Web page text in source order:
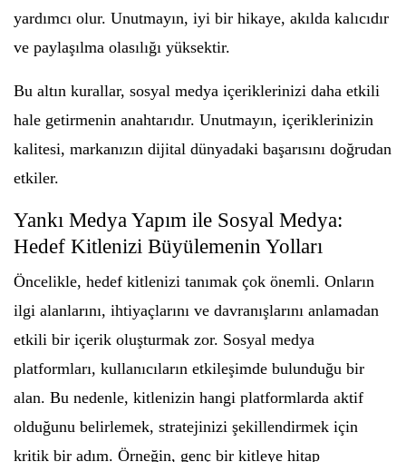
yardımcı olur. Unutmayın, iyi bir hikaye, akılda kalıcıdır
ve paylaşılma olasılığı yüksektir.
Bu altın kurallar, sosyal medya içeriklerinizi daha etkili
hale getirmenin anahtarıdır. Unutmayın, içeriklerinizin
kalitesi, markanızın dijital dünyadaki başarısını doğrudan
etkiler.
Yankı Medya Yapım ile Sosyal Medya:
Hedef Kitlenizi Büyülemenin Yolları
Öncelikle, hedef kitlenizi tanımak çok önemli. Onların
ilgi alanlarını, ihtiyaçlarını ve davranışlarını anlamadan
etkili bir içerik oluşturmak zor. Sosyal medya
platformları, kullanıcıların etkileşimde bulunduğu bir
alan. Bu nedenle, kitlenizin hangi platformlarda aktif
olduğunu belirlemek, stratejinizi şekillendirmek için
kritik bir adım. Örneğin, genç bir kitleye hitap